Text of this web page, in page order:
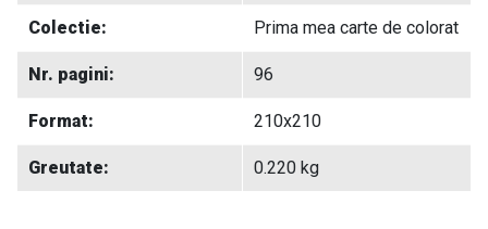
Colectie: Prima mea carte de colorat
Nr. pagini: 96
Format: 210x210
Greutate: 0.220 kg